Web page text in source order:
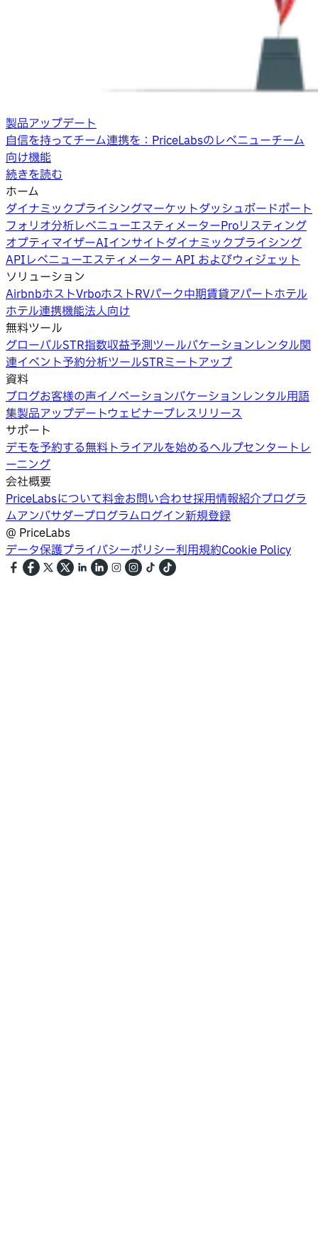
製品アップデート
自信を持ってチーム連携を：PriceLabsのレベニューチーム
向け機能
続きを読む
ホーム
ダイナミックプライシングマーケットダッシュボードポート
フォリオ分析レベニューエスティメーターProリスティング
オプティマイザーAIインサイトダイナミックプライシング
APIレベニューエスティメーター API およびウィジェット
ソリューション
AirbnbホストVrboホストRVパーク中期賃貸アパートホテル
ホテル連携機能法人向け
無料ツール
グローバルSTR指数収益予測ツールバケーションレンタル関
連イベント予約分析ツールSTRミートアップ
資料
ブログお客様の声イノベーションバケーションレンタル用語
集製品アップデートウェビナープレスリリース
サポート
デモを予約する無料トライアルを始めるヘルプセンター トレ
ーニング
会社概要
PriceLabsについて料金お問い合わせ採用情報紹介プログラ
ムアンバサダープログラムログイン新規登録
@ PriceLabs
データ保護プライバシーポリシー利用規約Cookie Policy